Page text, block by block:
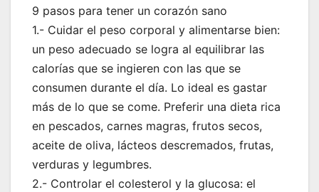
9 pasos para tener un corazón sano
1.- Cuidar el peso corporal y alimentarse bien:
un peso adecuado se logra al equilibrar las
calorías que se ingieren con las que se
consumen durante el día. Lo ideal es gastar
más de lo que se come. Preferir una dieta rica
en pescados, carnes magras, frutos secos,
aceite de oliva, lácteos descremados, frutas,
verduras y legumbres.
2.- Controlar el colesterol y la glucosa: el